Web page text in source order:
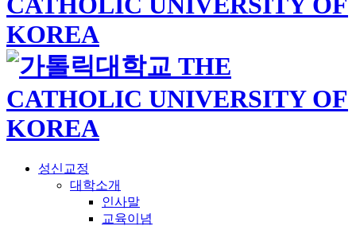
성신교정
대학소개
인사말
교육이념